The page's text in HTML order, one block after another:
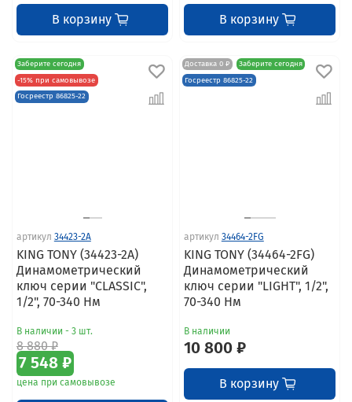
В корзину В корзину
Заберите сегодня
-15% при самовывозе
Госреестр 86825-22
артикул 34423-2A
KING TONY (34423-2A)
Динамометрический
ключ серии "CLASSIC",
1/2", 70-340 Нм
В наличии - 3 шт.
8 880 ₽
7 548 ₽
цена при самовывозе
Доставка 0 ₽
Заберите сегодня
Госреестр 86825-22
артикул 34464-2FG
KING TONY (34464-2FG)
Динамометрический
ключ серии "LIGHT", 1/2",
70-340 Нм
В наличии
10 800 ₽
В корзину